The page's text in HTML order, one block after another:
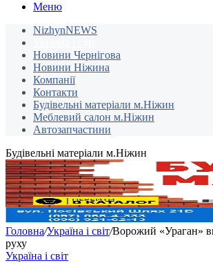
Меню
NizhynNEWS
Новини Чернігова
Новини Ніжина
Компанії
Контакти
Будівельні матеріали м.Ніжин
Меблевий салон м.Ніжин
Автозапчастини
Будівельні матеріали м.Ніжин
Головна/Україна і світ/Ворожий «Ураган»
руху
Україна і світ